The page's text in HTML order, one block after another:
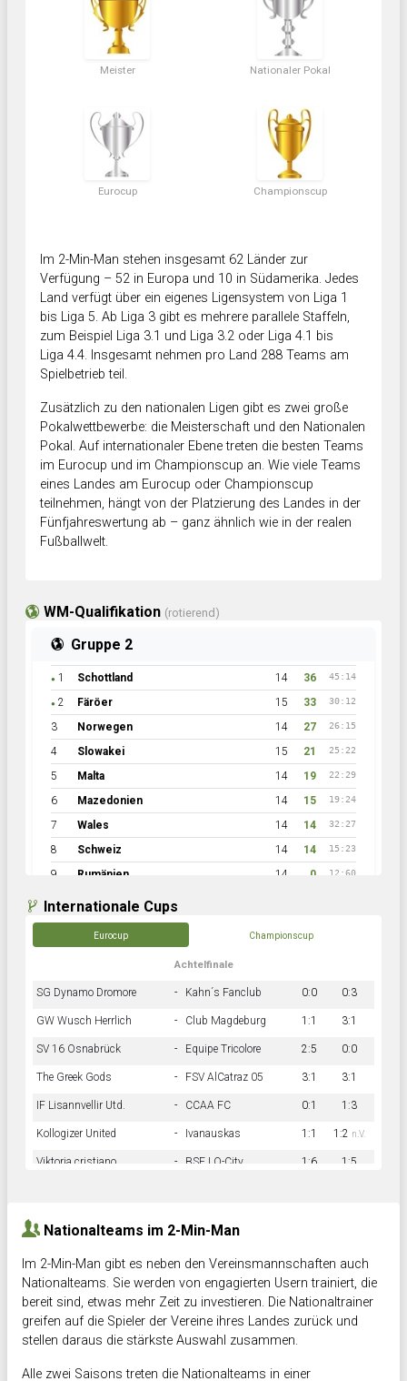
Meister Nationaler Pokal
Eurocup Championscup
Im 2-Min-Man stehen insgesamt 62 Länder zur
Verfügung – 52 in Europa und 10 in Südamerika. Jedes
Land verfügt über ein eigenes Ligensystem von Liga 1
bis Liga 5. Ab Liga 3 gibt es mehrere parallele Staffeln,
zum Beispiel Liga 3.1 und Liga 3.2 oder Liga 4.1 bis
Liga 4.4. Insgesamt nehmen pro Land 288 Teams am
Spielbetrieb teil.
Zusätzlich zu den nationalen Ligen gibt es zwei große
Pokalwettbewerbe: die Meisterschaft und den Nationalen
Pokal. Auf internationaler Ebene treten die besten Teams
im Eurocup und im Championscup an. Wie viele Teams
eines Landes am Eurocup oder Championscup
teilnehmen, hängt von der Platzierung des Landes in der
Fünfjahreswertung ab – ganz ähnlich wie in der realen
Fußballwelt.
WM-Qualifikation (rotierend)
Gruppe 2
● 1 Schottland 14 36 45:14
● 2 Färöer 15 33 30:12
3 Norwegen 14 27 26:15
4 Slowakei 15 21 25:22
5 Malta 14 19 22:29
6 Mazedonien 14 15 19:24
7 Wales 14 14 32:27
8 Schweiz 14 14 15:23
9 Rumänien 14 0 12:60
Internationale Cups
Eurocup Championscup
Achtelfinale
SG Dynamo Dromore - Kahn´s Fanclub 0:0 0:3
GW Wusch Herrlich - Club Magdeburg 1:1 3:1
SV 16 Osnabrück - Equipe Tricolore 2:5 0:0
The Greek Gods - FSV AlCatraz 05 3:1 3:1
IF Lisannvellir Utd. - CCAA FC 0:1 1:3
Kollogizer United - Ivanauskas 1:1 1:2 n.V.
Viktoria cristiano - BSF LO-City 1:6 1:5
Nationalteams im 2-Min-Man
Im 2-Min-Man gibt es neben den Vereinsmannschaften auch
Nationalteams. Sie werden von engagierten Usern trainiert, die
bereit sind, etwas mehr Zeit zu investieren. Die Nationaltrainer
greifen auf die Spieler der Vereine ihres Landes zurück und
stellen daraus die stärkste Auswahl zusammen.
Alle zwei Saisons treten die Nationalteams in einer